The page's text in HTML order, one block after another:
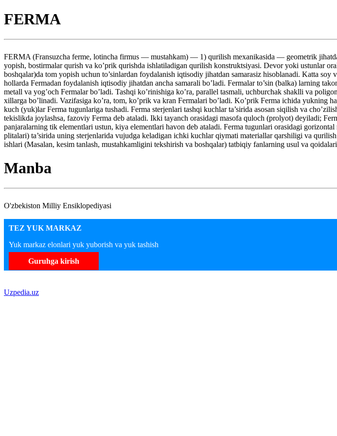
FERMA
FERMA (Fransuzcha ferme, lotincha firmus — mustahkam) — 1) qurilish mexanikasida — geometrik
yopish, bostirmalar qurish va ko’prik qurishda ishlatiladigan qurilish konstruktsiyasi. Devor yoki ustunlar
boshqalar)da tom yopish uchun to’sinlardan foydalanish iqtisodiy jihatdan samarasiz hisoblanadi. Katta
hollarda Fermadan foydalanish iqtisodiy jihatdan ancha samarali bo’ladi. Fermalar to’sin (balka) larning
metall va yog’och Fermalar bo’ladi. Tashqi ko’rinishiga ko’ra, parallel tasmali, uchburchak shaklli va
xillarga bo’linadi. Vazifasiga ko’ra, tom, ko’prik va kran Fermalari bo’ladi. Ko’prik Ferma ichida yukning
kuch (yuk)lar Ferma tugunlariga tushadi. Ferma sterjenlari tashqi kuchlar ta’sirida asosan siqilish va
tekislikda joylashsa, fazoviy Ferma deb ataladi. Ikki tayanch orasidagi masofa quloch (prolyot) deyiladi;
panjaralarning tik elementlari ustun, kiya elementlari havon deb ataladi. Ferma tugunlari orasidagi
plitalari) ta’sirida uning sterjenlarida vujudga keladigan ichki kuchlar qiymati materiallar qarshiligi va
ishlari (Masalan, kesim tanlash, mustahkamligini tekshirish va boshqalar) tatbiqiy fanlarning usul va
Manba
O'zbekiston Milliy Ensiklopediyasi
TEZ YUK MARKAZ
Yuk markaz elonlari yuk yuborish va yuk tashish
Guruhga kirish
Uzpedia.uz